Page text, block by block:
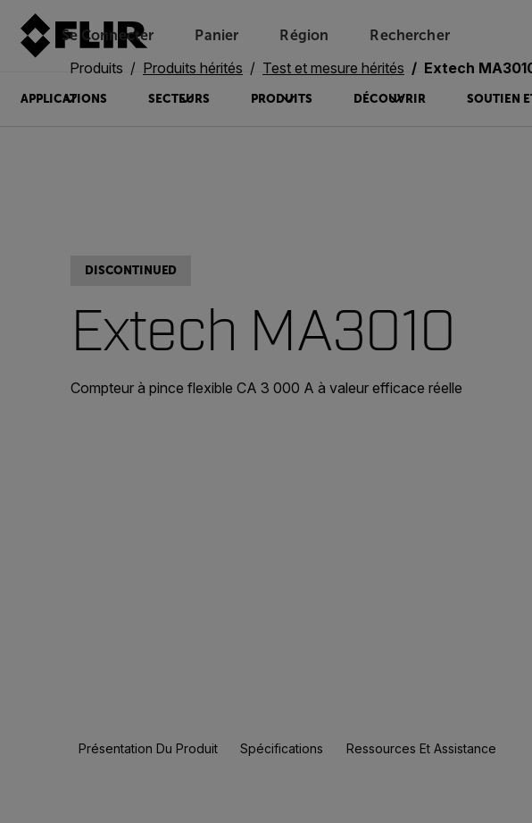
Se Connecter Unread messages
Panier
Modèle
Supprimer
articles
article
Ajouter au panier
Ajouté au panier
Région Rechercher
APPLICATIONS SECTEURS PRODUITS DÉCOUVRIR SOUTIEN
Produits Produits hérités Test et mesure hérités Extech
DISCONTINUED
Extech MA3010
Compteur à pince flexible CA 3 000 A à valeur efficace réelle
Présentation Du Produit Spécifications Ressources Et Assistance